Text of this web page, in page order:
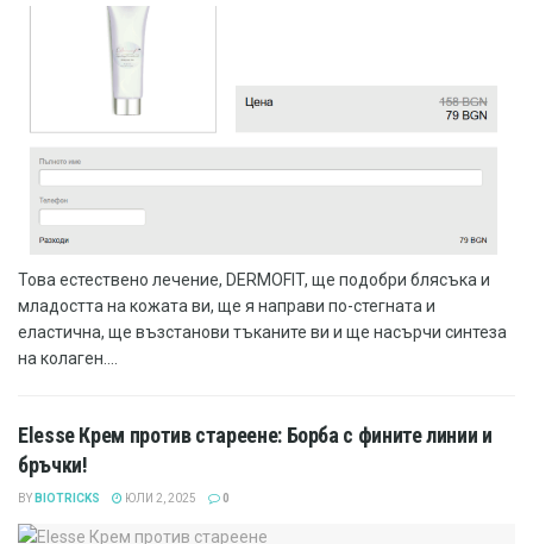
Това естествено лечение, DERMOFIT, ще подобри блясъка и
младостта на кожата ви, ще я направи по-стегната и
еластична, ще възстанови тъканите ви и ще насърчи синтеза
на колаген....
Elesse Крем против стареене: Борба с фините линии и
бръчки!
BY BIOTRICKS ЮЛИ 2, 2025 0